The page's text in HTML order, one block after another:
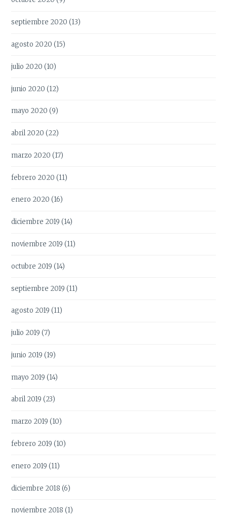
septiembre 2020 (13)
agosto 2020 (15)
julio 2020 (10)
junio 2020 (12)
mayo 2020 (9)
abril 2020 (22)
marzo 2020 (17)
febrero 2020 (11)
enero 2020 (16)
diciembre 2019 (14)
noviembre 2019 (11)
octubre 2019 (14)
septiembre 2019 (11)
agosto 2019 (11)
julio 2019 (7)
junio 2019 (19)
mayo 2019 (14)
abril 2019 (23)
marzo 2019 (10)
febrero 2019 (10)
enero 2019 (11)
diciembre 2018 (6)
noviembre 2018 (1)